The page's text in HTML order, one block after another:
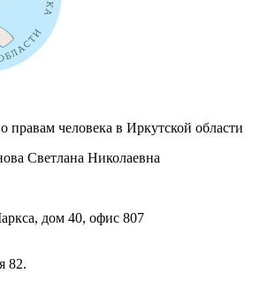
человека в Иркутской области
Светлана Николаевна
дом 40, офис 807
82.